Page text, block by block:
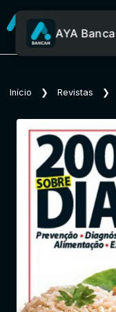
AYA
Início ❯ Revistas ❯